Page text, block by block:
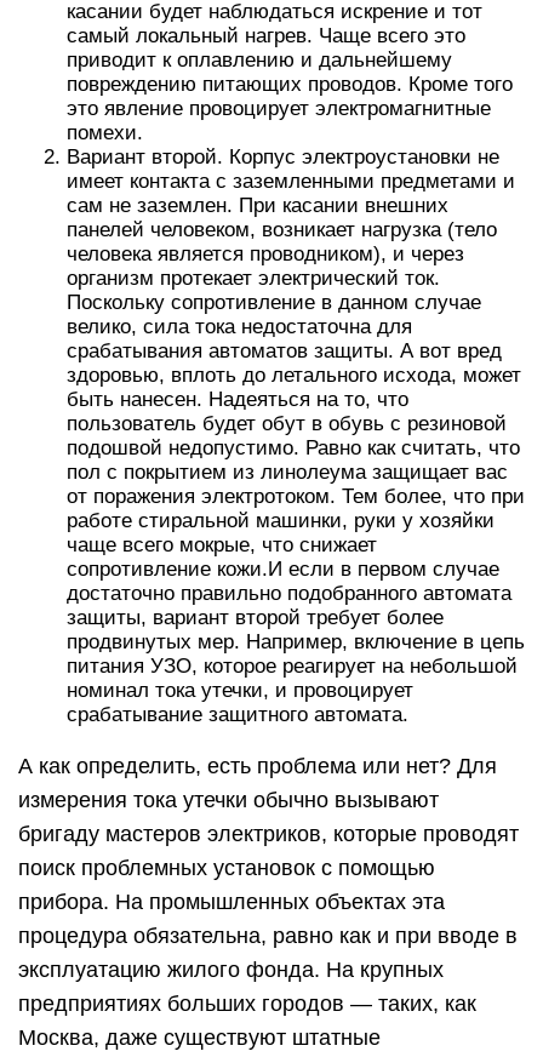
касании будет наблюдаться искрение и тот
самый локальный нагрев. Чаще всего это
приводит к оплавлению и дальнейшему
повреждению питающих проводов. Кроме того
это явление провоцирует электромагнитные
помехи.
Вариант второй. Корпус электроустановки не
имеет контакта с заземленными предметами и
сам не заземлен. При касании внешних
панелей человеком, возникает нагрузка (тело
человека является проводником), и через
организм протекает электрический ток.
Поскольку сопротивление в данном случае
велико, сила тока недостаточна для
срабатывания автоматов защиты. А вот вред
здоровью, вплоть до летального исхода, может
быть нанесен. Надеяться на то, что
пользователь будет обут в обувь с резиновой
подошвой недопустимо. Равно как считать, что
пол с покрытием из линолеума защищает вас
от поражения электротоком. Тем более, что при
работе стиральной машинки, руки у хозяйки
чаще всего мокрые, что снижает
сопротивление кожи.И если в первом случае
достаточно правильно подобранного автомата
защиты, вариант второй требует более
продвинутых мер. Например, включение в цепь
питания УЗО, которое реагирует на небольшой
номинал тока утечки, и провоцирует
срабатывание защитного автомата.
А как определить, есть проблема или нет? Для
измерения тока утечки обычно вызывают
бригаду мастеров электриков, которые проводят
поиск проблемных установок с помощью
прибора. На промышленных объектах эта
процедура обязательна, равно как и при вводе в
эксплуатацию жилого фонда. На крупных
предприятиях больших городов — таких, как
Москва, даже существуют штатные